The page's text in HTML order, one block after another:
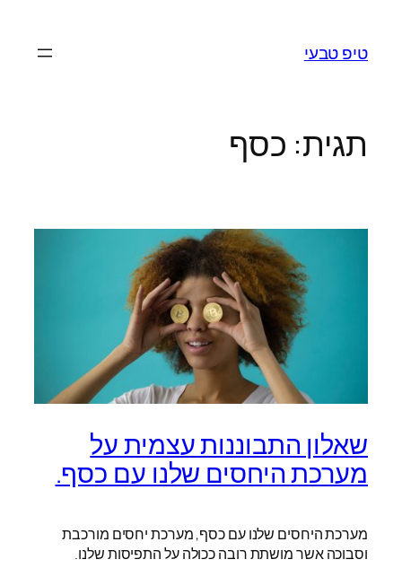
טיפ טבעי
תגית: כסף
שאלון התבוננות עצמית על
מערכת היחסים שלנו עם כסף.
מערכת היחסים שלנו עם כסף, מערכת יחסים מורכבת
וסבוכה אשר מושתת רובה ככולה על התפיסות שלנו.